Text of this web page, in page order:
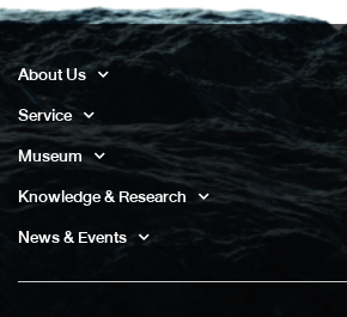
About Us
Service
Museum
Knowledge & Research
News & Events